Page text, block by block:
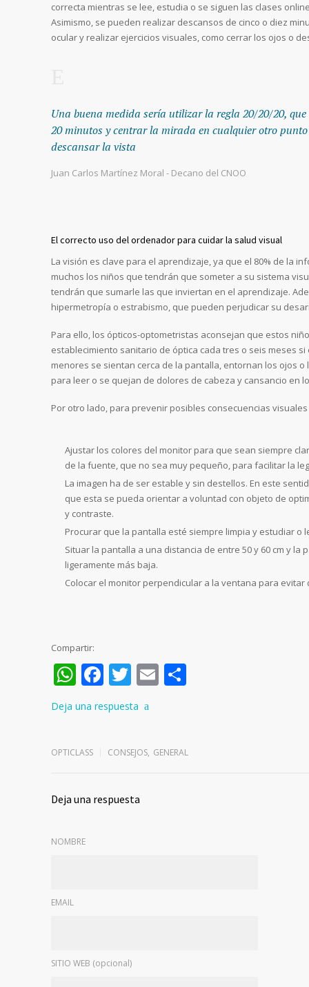
correcta mientras se lee, estudia o se siguen las clases
Asimismo, se pueden realizar descansos de cinco o diez
ocular y realizar ejercicios visuales, como cerrar los ojos o
Una buena medida sería utilizar la regla 20/20/20,
20 minutos y centrar la mirada en cualquier otro
descansar la vista
Juan Carlos Martínez Moral - Decano del CNOO
El correcto uso del ordenador para cuidar la salud visual
La visión es clave para el aprendizaje, ya que el 80% de la
muchos los niños que tendrán que someter a su sistema
tendrán que sumarle las que inviertan en el aprendizaje.
hipermetropía o estrabismo, que pueden perjudicar su
Para ello, los ópticos-optometristas aconsejan que estos
establecimiento sanitario de óptica cada tres o seis meses
menores se sientan cerca de la pantalla, entornan los ojos
para leer o se quejan de dolores de cabeza y cansancio en
Por otro lado, para prevenir posibles consecuencias
Ajustar los colores del monitor para que sean siempre
de la fuente, que no sea muy pequeño, para facilitar la
La imagen ha de ser estable y sin destellos. En este
que esta se pueda orientar a voluntad con objeto de
y contraste.
Procurar que la pantalla esté siempre limpia y estudiar o
Situar la pantalla a una distancia de entre 50 y 60 cm y
ligeramente más baja.
Colocar el monitor perpendicular a la ventana para
Compartir:
WhatsApp
Facebook
Twitter
Email
Deja una respuesta
OPTICLASS CONSEJOS, GENERAL
Deja una respuesta
NOMBRE
EMAIL
SITIO WEB (opcional)